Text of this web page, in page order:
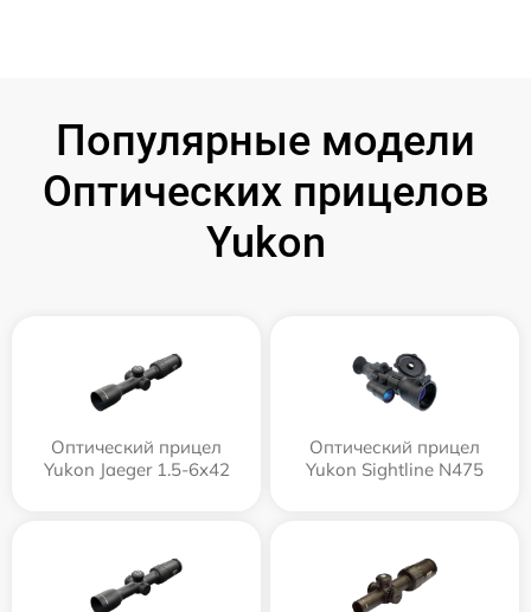
Популярные модели
Оптических прицелов
Yukon
Оптический прицел
Yukon Jaeger 1.5-6x42
Оптический прицел
Yukon Sightline N475